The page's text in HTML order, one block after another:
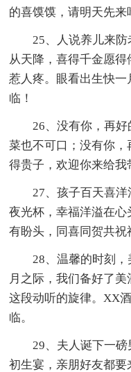
的喜馍馍，请明天先来
25、人说养儿来
从天降，喜得千金愿
惹人疼。眼看出生快
临！
26、没有你，再
菜也不可口；没有你
得贵子，欢迎你来给我
27、孩子百天喜
夜光杯，幸福洋溢在
有盼头，同喜同贺共祝
28、温馨的时刻
月之际，我们备好了
这段动听的旋律。XX
临。
29、夫人诞下一
初生宴，亲朋好友都要